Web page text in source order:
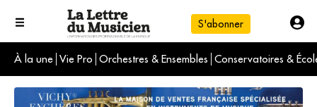
S'abonner
À la une Vie Pro Orchestres & Ensembles Conservatoires &
L'info du jour
Le numéro du mois